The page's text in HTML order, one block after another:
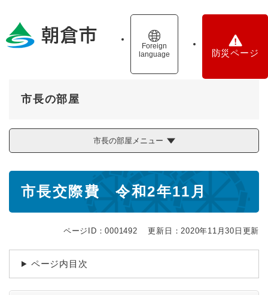
の
Foreign
language
防災ページ
市長の部屋
市長の部屋メニュー
市長交際費 令和2年11月
ページID：0001492 更新日：2020年11月30日更新
ページ内目次